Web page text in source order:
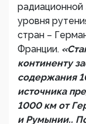
уровня
стран –
Франции.
континенту
содержания
источника
1000 км от
и Румынии..